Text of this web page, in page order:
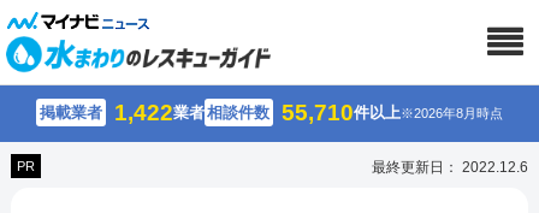
掲載業者 1,422業者相談件数 55,710件以上※2026年8月時点
PR 最終更新日： 2022.12.6